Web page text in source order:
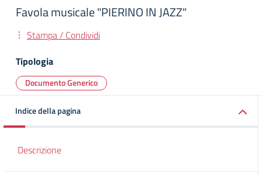
Favola musicale "PIERINO IN JAZZ"
Stampa / Condividi
Tipologia
Documento Generico
Indice della pagina
Descrizione